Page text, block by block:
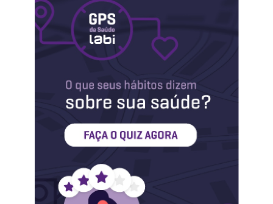
Novidades do Labi
Saúde da Mulher
Saúde do Homem
Sobre o Labi
Conheça o Labi